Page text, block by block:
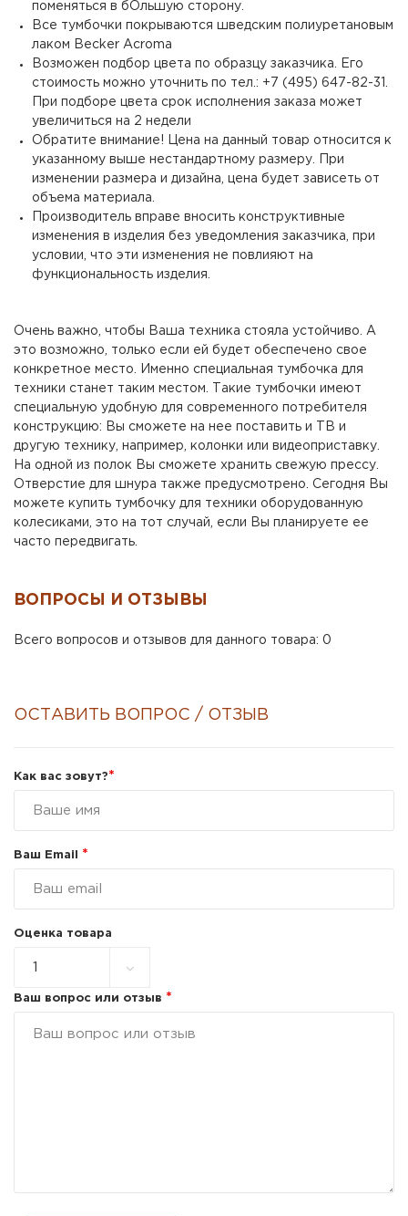
поменяться в бОльшую сторону.
Все тумбочки покрываются шведским полиуретановым
лаком Becker Acroma
Возможен подбор цвета по образцу заказчика. Его
стоимость можно уточнить по тел.: +7 (495) 647-82-31.
При подборе цвета срок исполнения заказа может
увеличиться на 2 недели
Обратите внимание! Цена на данный товар относится к
указанному выше нестандартному размеру. При
изменении размера и дизайна, цена будет зависеть от
объема материала.
Производитель вправе вносить конструктивные
изменения в изделия без уведомления заказчика, при
условии, что эти изменения не повлияют на
функциональность изделия.
Очень важно, чтобы Ваша техника стояла устойчиво. А
это возможно, только если ей будет обеспечено свое
конкретное место. Именно специальная тумбочка для
техники станет таким местом. Такие тумбочки имеют
специальную удобную для современного потребителя
конструкцию: Вы сможете на нее поставить и ТВ и
другую технику, например, колонки или видеоприставку.
На одной из полок Вы сможете хранить свежую прессу.
Отверстие для шнура также предусмотрено. Сегодня Вы
можете купить тумбочку для техники оборудованную
колесиками, это на тот случай, если Вы планируете ее
часто передвигать.
ВОПРОСЫ И ОТЗЫВЫ
Всего вопросов и отзывов для данного товара: 0
ОСТАВИТЬ ВОПРОС / ОТЗЫВ
Как вас зовут?*
Ваш Email *
Оценка товара
Ваш вопрос или отзыв *